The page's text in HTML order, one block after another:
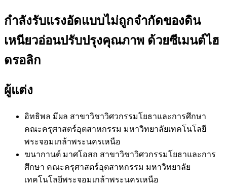
กำลังรับแรงอัดแบบไม่ถูกจำกัดของดิน
เหนียวอ่อนปรับปรุงคุณภาพ ด้วยซีเมนต์ไฮ
ดรอลิก
ผู้แต่ง
อิทธิพล มีผล สาขาวิชาวิศวกรรมโยธาและการศึกษา
คณะครุศาสตร์อุตสาหกรรม มหาวิทยาลัยเทคโนโลยี
พระจอมเกล้าพระนครเหนือ
ฆนากานต์ มาศโอสถ สาขาวิชาวิศวกรรมโยธาและการ
ศึกษา คณะครุศาสตร์อุตสาหกรรม มหาวิทยาลัย
เทคโนโลยีพระจอมเกล้าพระนครเหนือ